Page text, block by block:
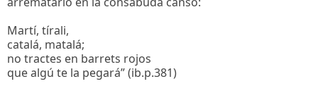
Martí, tírali,
catalá, matalá;
no tractes en barrets rojos
que algú te la pegará” (ib.p.381)